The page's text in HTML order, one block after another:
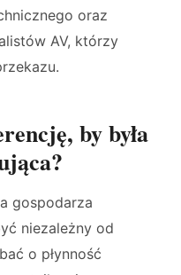
oraz
AV, którzy
by była
gospodarza
niezależny od
o płynność